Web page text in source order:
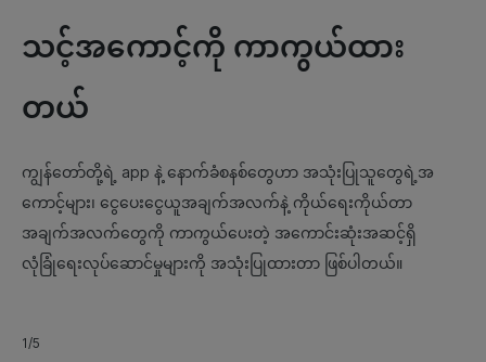
သင့်အကောင့်ကို ကာကွယ်ထား
တယ်
ကျွန်တော်တို့ရဲ့ app နဲ့ နောက်ခံစနစ်တွေဟာ အသုံးပြုသူတွေရဲ့အ
ကောင့်များ၊ ငွေပေးငွေယူအချက်အလက်နဲ့ ကိုယ်ရေးကိုယ်တာ
အချက်အလက်တွေကို ကာကွယ်ပေးတဲ့ အကောင်းဆုံးအဆင့်ရှိ
လုံခြုံရေးလုပ်ဆောင်မှုများကို အသုံးပြုထားတာ ဖြစ်ပါတယ်။
1/5